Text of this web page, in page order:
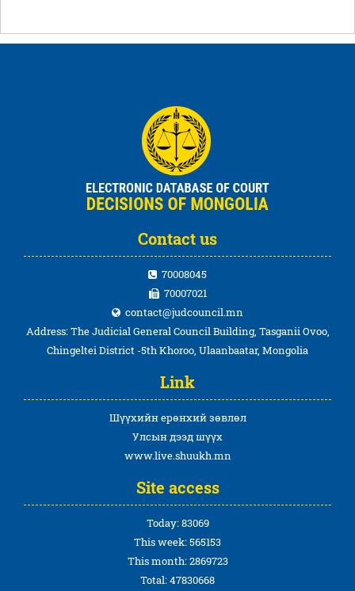
Contact us
70008045
70007021
contact@judcouncil.mn
Address: The Judicial General Council Building, Tasganii Ovoo,
Chingeltei District -5th Khoroo, Ulaanbaatar, Mongolia
Link
Шүүхийн ерөнхий зөвлөл
Улсын дээд шүүх
www.live.shuukh.mn
Site access
Today: 83069
This week: 565153
This month: 2869723
Total: 47830668